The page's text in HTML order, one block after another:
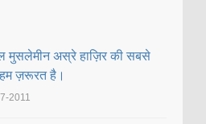
मुसलेमीन अस्रे हाज़िर की सबसे
ज़रूरत है।
2011